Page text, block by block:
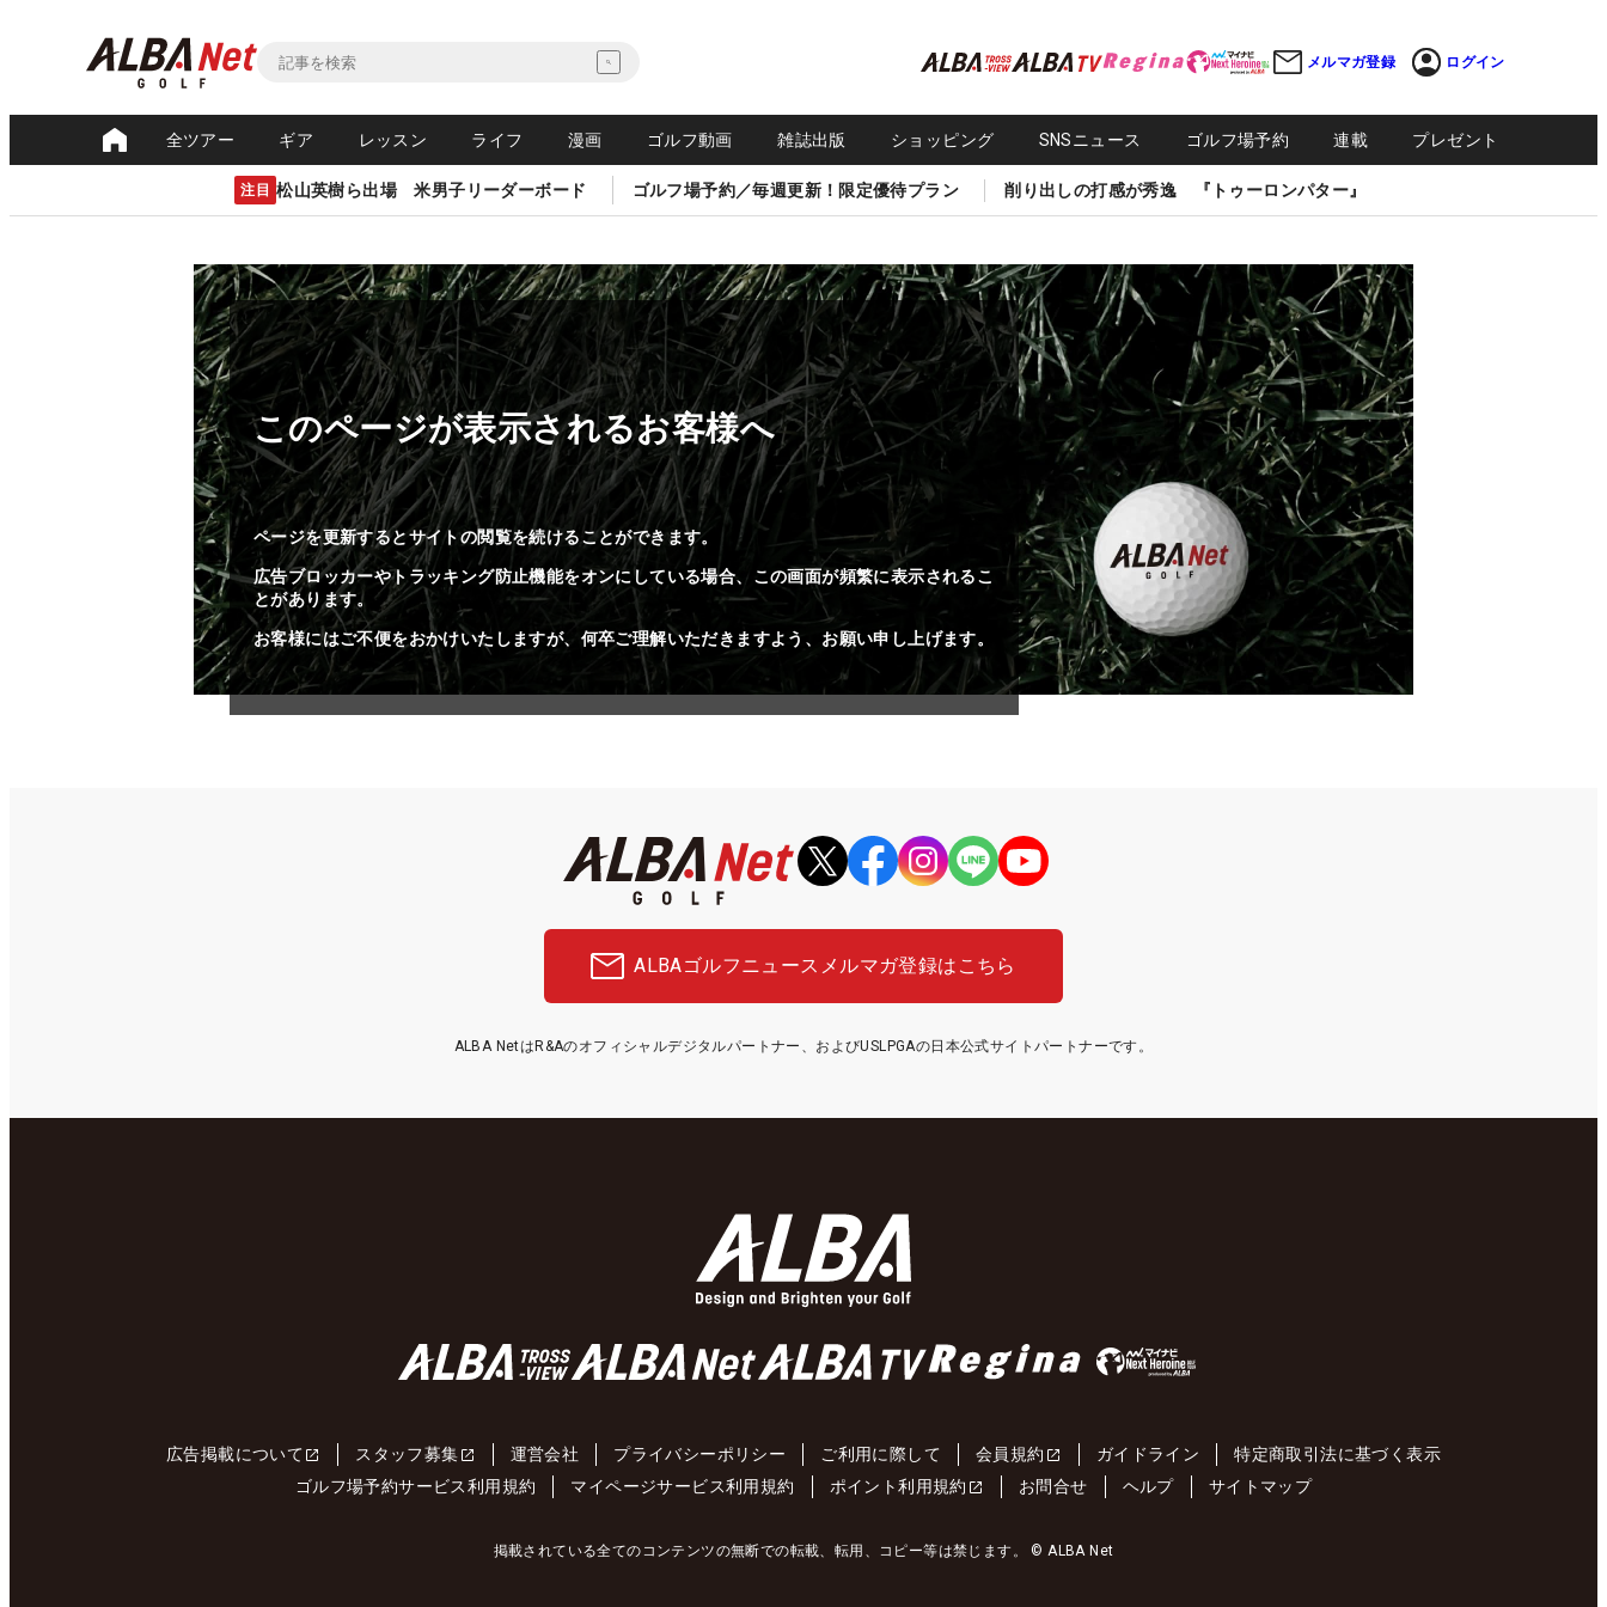
メルマガ登録 ログイン
全ツアー ギア レッスン ライフ 漫画 ゴルフ動画 雑誌出版 ショッピング SNSニュース ゴルフ場予約 連載 プレゼント
注目 松山英樹ら出場 米男子リーダーボード ゴルフ場予約／毎週更新！限定優待プラン 削り出しの打感が秀逸 『トゥーロンパター』
このページが表示されるお客様へ
ページを更新するとサイトの閲覧を続けることができます。
広告ブロッカーやトラッキング防止機能をオンにしている場合、この画面が頻繁に表示されるこ
とがあります。
お客様にはご不便をおかけいたしますが、何卒ご理解いただきますよう、お願い申し上げます。
ALBAゴルフニュース メルマガ登録はこちら
ALBA NetはR&Aのオフィシャルデジタルパートナー、およびUSLPGAの日本公式サイトパートナーです。
広告掲載について スタッフ募集 運営会社 プライバシーポリシー ご利用に際して 会員規約 ガイドライン
特定商取引法に基づく表示
ゴルフ場予約サービス利用規約
マイページサービス利用規約 ポイント利用規約 お問合せ ヘルプ サイトマップ
掲載されている全てのコンテンツの無断での転載、転用、コピー等は禁じます。 © ALBA Net